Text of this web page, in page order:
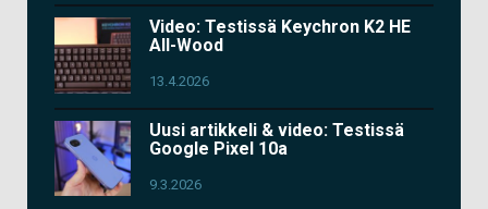
Video: Testissä Keychron K2 HE
All-Wood
13.4.2026
Uusi artikkeli & video: Testissä
Google Pixel 10a
9.3.2026